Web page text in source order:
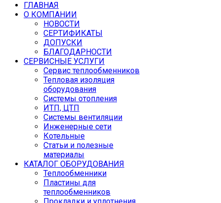
ГЛАВНАЯ
О КОМПАНИИ
НОВОСТИ
СЕРТИФИКАТЫ
ДОПУСКИ
БЛАГОДАРНОСТИ
СЕРВИСНЫЕ УСЛУГИ
Сервис теплообменников
Тепловая изоляция
оборудования
Системы отопления
ИТП, ЦТП
Системы вентиляции
Инженерные сети
Котельные
Статьи и полезные
материалы
КАТАЛОГ ОБОРУДОВАНИЯ
Теплообменники
Пластины для
теплообменников